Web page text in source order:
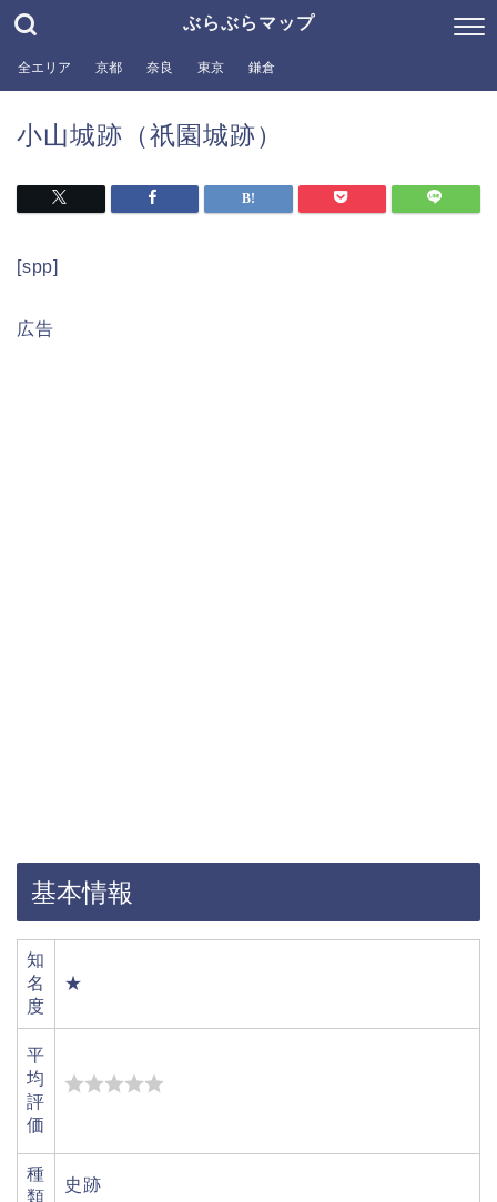
ぶらぶらマップ
全エリア 京都 奈良 東京 鎌倉
小山城跡（祇園城跡）
[spp]
広告
基本情報
知
名
度
★
平
均
評
価
種
類
史跡